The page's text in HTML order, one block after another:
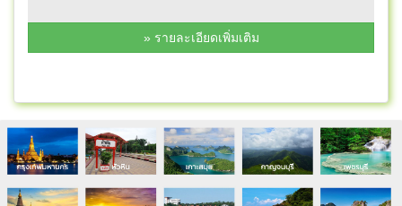
» รายละเอียดเพิ่มเติม